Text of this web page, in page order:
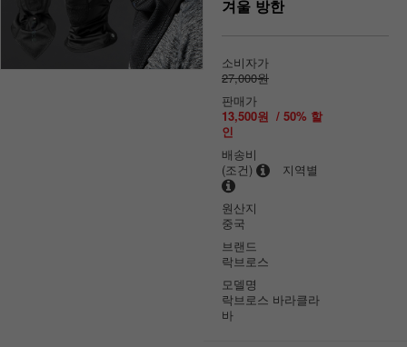
겨울 방한
소비자가
27,000원
판매가
13,500원 / 50% 할
인
배송비
(조건)
지역별
원산지
중국
브랜드
락브로스
모델명
락브로스 바라클라
바